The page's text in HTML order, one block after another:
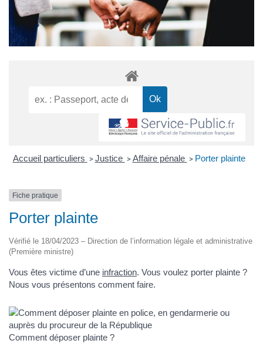
Accueil particuliers > Justice > Affaire pénale > Porter plainte
Fiche pratique
Porter plainte
Vérifié le 18/04/2023 – Direction de l’information légale et administrative
(Première ministre)
Vous êtes victime d’une infraction. Vous voulez porter plainte ?
Nous vous présentons comment faire.
Comment déposer plainte ?